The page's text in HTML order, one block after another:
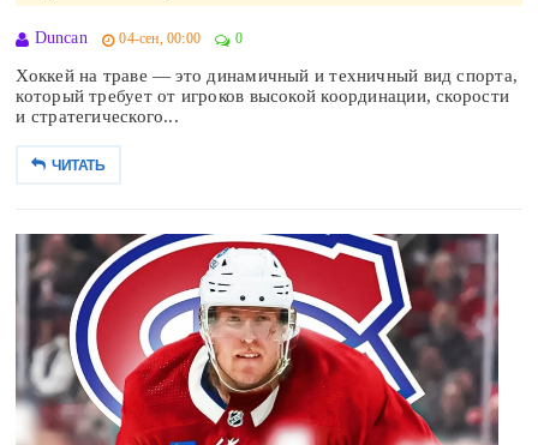
Duncan 04-сен, 00:00 0
Хоккей на траве — это динамичный и техничный вид спорта,
который требует от игроков высокой координации, скорости
и стратегического...
ЧИТАТЬ